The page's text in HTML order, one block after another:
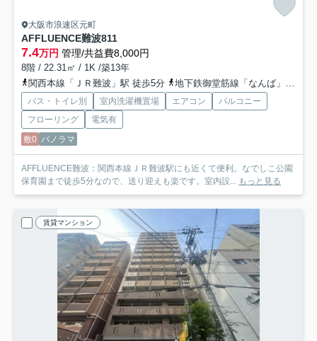
大阪市浪速区元町
AFFLUENCE難波811
7.4万円 管理/共益費8,000円
8階 / 22.31㎡ / 1K /築13年
関西本線「ＪＲ難波」駅 徒歩5分
地下鉄御堂筋線「なんば」駅 徒歩10分
バス・トイレ別 室内洗濯機置場 エアコン
バルコニー
フローリング
電気有
敷0 パノラマ
AFFLUENCE難波：関西本線ＪＲ難波駅にも近くて便利。なでしこ公園
保育園まで徒歩5分なので、送り迎えも楽です。室内設...
もっと見る
賃貸マンション